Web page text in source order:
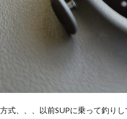
式、、、以前SUPに乗って釣り